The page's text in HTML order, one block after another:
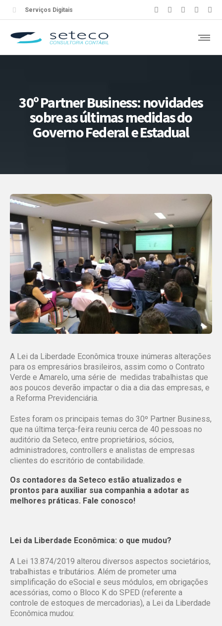
Serviços Digitais
30º Partner Business: novidades
sobre as últimas medidas do
Governo Federal e Estadual
A Lei da Liberdade Econômica trouxe inúmeras alterações
para os empresários brasileiros, assim como o Contrato
Verde e Amarelo, uma série de medidas trabalhistas que
aos poucos deverão impactar o dia a dia das empresas, e
a Reforma Previdenciária.
Estes foram os principais temas do 30º Partner Business,
que na última terça-feira reuniu cerca de 40 pessoas no
auditório da Seteco, entre proprietários, sócios,
administradores, controllers e analistas de empresas
clientes do escritório de contabilidade.
Os contadores da Seteco estão atualizados e
prontos para auxiliar sua companhia a adotar as
melhores práticas. Fale conosco!
Lei da Liberdade Econômica: o que mudou?
A Lei 13.874/2019 alterou diversos aspectos societários,
trabalhistas e tributários. Além de prometer uma
simplificação do eSocial e seus módulos, em obrigações
acessórias, como o Bloco K do SPED (referente a
controle de estoques de mercadorias), a Lei da Liberdade
Econômica mudou: